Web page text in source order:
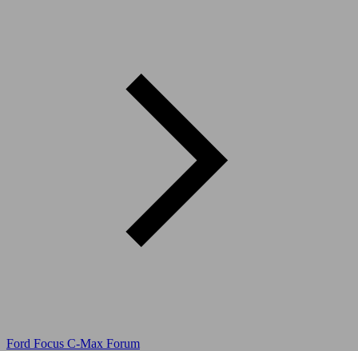
Ford Focus C-Max Forum